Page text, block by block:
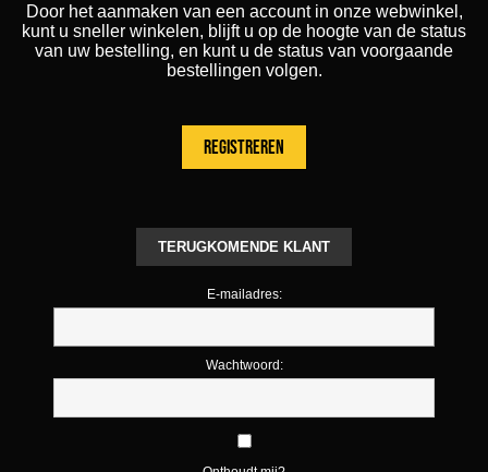
Door het aanmaken van een account in onze webwinkel,
kunt u sneller winkelen, blijft u op de hoogte van de status
van uw bestelling, en kunt u de status van voorgaande
bestellingen volgen.
TERUGKOMENDE KLANT
E-mailadres:
Wachtwoord: